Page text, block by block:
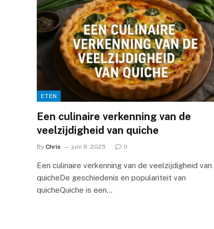
ETEN
Een culinaire verkenning van de
veelzijdigheid van quiche
By Chris juni 8, 2025 0
Een culinaire verkenning van de veelzijdigheid van
quicheDe geschiedenis en populariteit van
quicheQuiche is een…